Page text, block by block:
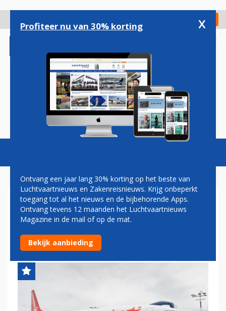
gaan
Check in
Magazine Podcasts Vacatures
CORENDON START
VAKANTIEVLUCHTEN NAAR
BRAZILIË
Profiteer nu van 30% korting x
Ontvang een jaar lang 30% korting op het beste van
Luchtvaartnieuws en Zakenreisnieuws. Krijg onbeperkt
toegang tot al het nieuws en de bijbehorende Apps.
Ontvang tevens 12 maanden het Luchtvaartnieuws
Magazine in de mail of op de mat.
Bekijk aanbieding